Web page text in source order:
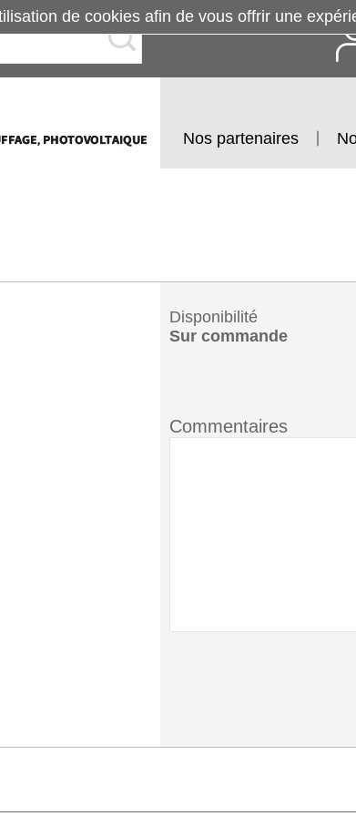
Nos partenaires
Disponibilité
Sur commande
Commentaires
de cookies afin de vous offrir une